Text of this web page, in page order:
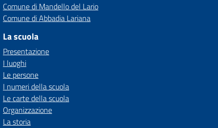
Comune di Mandello del Lario
Comune di Abbadia Lariana
La scuola
Presentazione
I luoghi
Le persone
I numeri della scuola
Le carte della scuola
Organizzazione
La storia